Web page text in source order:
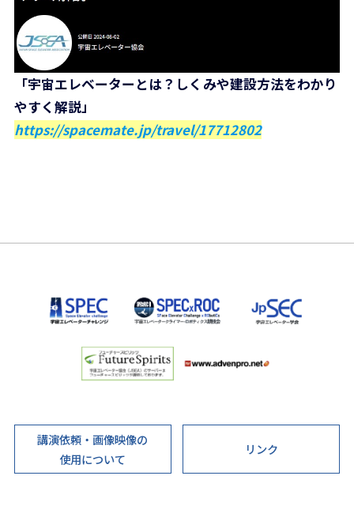
「宇宙エレベーターとは？しくみや建設方法をわかり
やすく解説」
https://spacemate.jp/travel/17712802
講演依頼・画像映像の
使用について
リンク